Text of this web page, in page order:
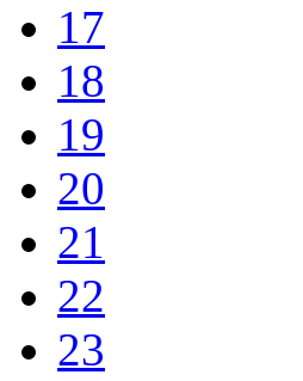
17
18
19
20
21
22
23